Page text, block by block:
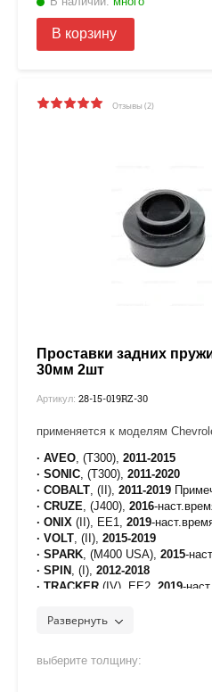
В корзину
Отзывы (2)
Проставки задних
30мм 2шт
Артикул: 28-15-019RZ-30
применяется к моделям
· AVEO , (T300), 2011-2015
· SONIC , (T300), 2011-2020
· COBALT , (II), 2011-2019
· CRUZE , (J400), 2016-
· ONIX (II), EE1, 2019-
· VOLT , (II), 2015-2019
· SPARK , (M400 USA), 2015-
· SPIN
, (I), 2012-2018
· TRACKER (IV), EE2, 2019-
Развернуть
выберите толщину: